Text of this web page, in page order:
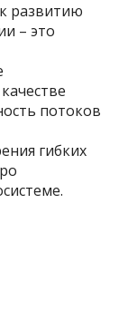
развитию
– это
потоков
гибких